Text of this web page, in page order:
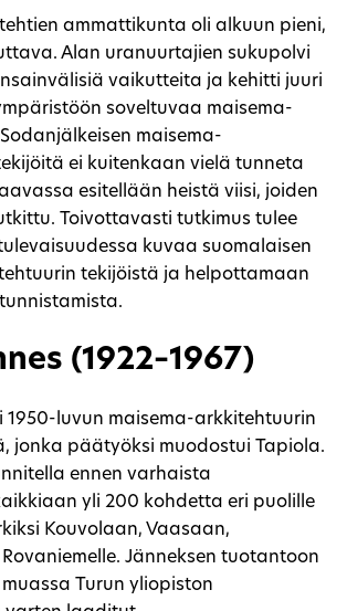
ammattikunta oli alkuun pieni,
Alan uranuurtajien sukupolvi
vaikutteita ja kehitti juuri
soveltuvaa maisema-
maisema-
ei kuitenkaan vielä tunneta
esitellään heistä viisi, joiden
Toivottavasti tutkimus tulee
kuvaa suomalaisen
tekijöistä ja helpottamaan
(1922–1967)
1950-luvun maisema-arkkitehtuurin
jonka päätyöksi muodostui Tapiola.
ennen varhaista
yli 200 kohdetta eri puolille
Kouvolaan, Vaasaan,
Jänneksen tuotantoon
Turun yliopiston